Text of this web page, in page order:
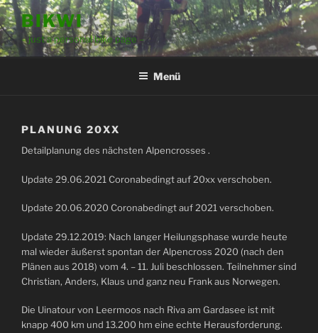
Zum
Inhalt
springen
BIKWI
– just a personal bike page –
Menü
PLANUNG 20XX
Detailplanung des nächsten Alpencrosses .
Update 29.06.2021 Coronabedingt auf 20xx verschoben.
Update 20.06.2020 Coronabedingt auf 2021 verschoben.
Update 29.12.2019: Nach langer Heilungsphase wurde heute
mal wieder äußerst spontan der Alpencross 2020 (nach den
Plänen aus 2018) vom 4. – 11. Juli beschlossen. Teilnehmer sind
Christian, Anders, Klaus und ganz neu Frank aus Norwegen.
Die Uinatour von Leermoos nach Riva am Gardasee ist mit
knapp 400 km und 13.200 hm eine echte Herausforderung.